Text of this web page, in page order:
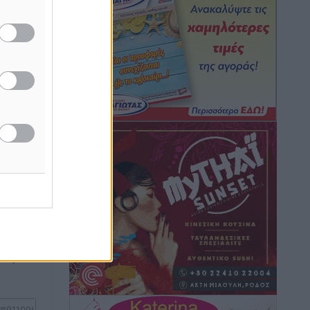
που
το
Τοπικές Ειδήσεις• πριν 8 ώρες
Iατρικός Σύλλογος Ροδου προς Α.
Γεωργιάδη: Στρατηγικές Προτάσεις για
την Ενίσχυση της Δημόσιας Υγείας στη
Νησιωτική Ελλάδα και στα
Νοσοκομεία της Γ΄ Ζώνης
Τοπικές Ειδήσεις• πριν 9 ώρες
Πάνθηρες: Ξεκίνησαν αισιόδοξοι για
την παρθενική “πτήση” τους
Αθλητικά• πριν 9 ώρες
Άρης Αρχαγγέλου: Στο πλευρό του
άτυχου Ιάκωβου Θωμά
Αθλητικά• πριν 9 ώρες